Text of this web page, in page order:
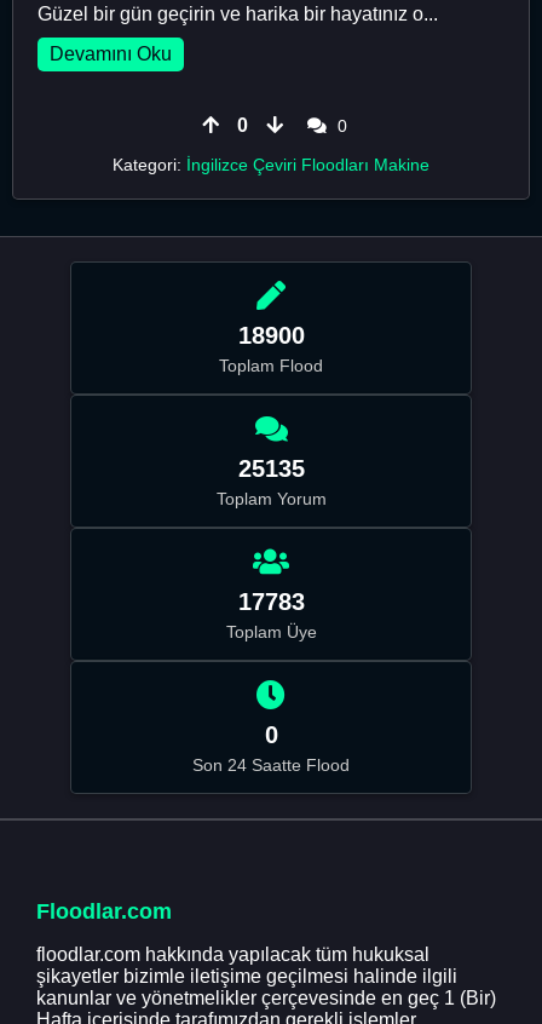
Güzel bir gün geçirin ve harika bir hayatınız o...
Devamını Oku
0
0
Kategori: İngilizce Çeviri Floodları Makine
18900
Toplam Flood
25135
Toplam Yorum
17783
Toplam Üye
0
Son 24 Saatte Flood
Floodlar.com
floodlar.com hakkında yapılacak tüm hukuksal
şikayetler bizimle iletişime geçilmesi halinde ilgili
kanunlar ve yönetmelikler çerçevesinde en geç 1 (Bir)
Hafta içerisinde tarafımızdan gerekli işlemler